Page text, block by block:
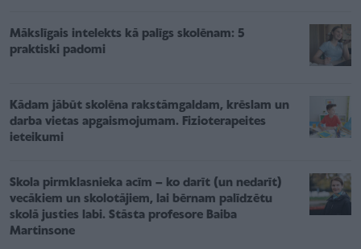
Mākslīgais intelekts kā palīgs skolēnam: 5
praktiski padomi
Kādam jābūt skolēna rakstāmgaldam, krēslam un
darba vietas apgaismojumam. Fizioterapeites
ieteikumi
Skola pirmklasnieka acīm – ko darīt (un nedarīt)
vecākiem un skolotājiem, lai bērnam palīdzētu
skolā justies labi. Stāsta profesore Baiba
Martinsone